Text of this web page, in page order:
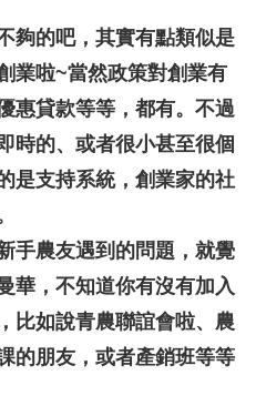
夠的吧，其實有點類似是
業啦~當然政策對創業有
惠貸款等等，都有。不過
時的、或者很小甚至很個
是支持系統，創業家的社
手農友遇到的問題，就覺
華，不知道你有沒有加入
比如說青農聯誼會啦、農
的朋友，或者產銷班等等